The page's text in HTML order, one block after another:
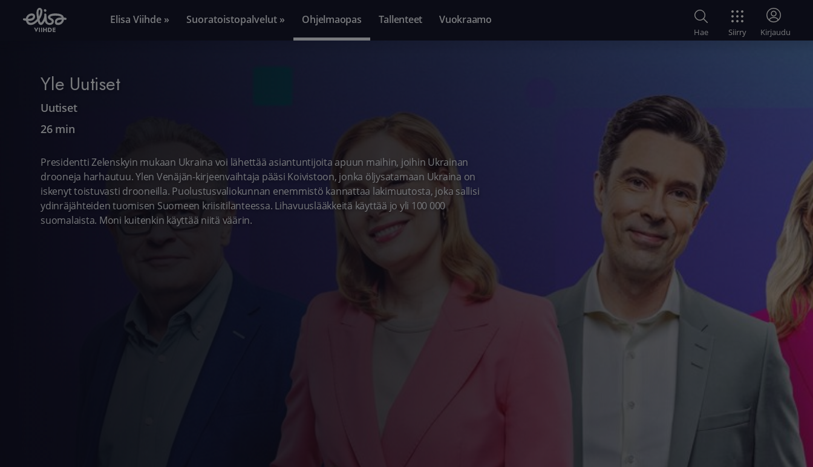
Elisa Viihde » Suoratoistopalvelut » Ohjelmaopas Tallenteet Vuokraamo
Hae Siirry Kirjaudu
Yle Uutiset
Uutiset
26 min
Presidentti Zelenskyin mukaan Ukraina voi lähettää asiantuntijoita apuun maihin, joihin Ukrainan
drooneja harhautuu. Ylen Venäjän-kirjeenvaihtaja pääsi Koivistoon, jonka öljysatamaan Ukraina on
iskenyt toistuvasti drooneilla. Puolustusvaliokunnan enemmistö kannattaa lakimuutosta, joka sallisi
ydinräjähteiden tuomisen Suomeen kriisitilanteessa. Lihavuuslääkkeitä käyttää jo yli 100 000
suomalaista. Moni kuitenkin käyttää niitä väärin.